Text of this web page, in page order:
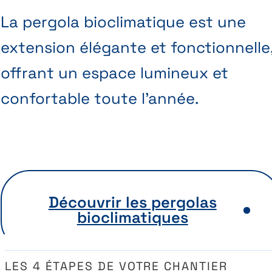
La pergola bioclimatique est une
extension élégante et
offrant un espace lumineux et
confortable toute l’année.
Découvrir les pergolas
bioclimatiques
LES 4 ÉTAPES DE VOTRE CHANTIER